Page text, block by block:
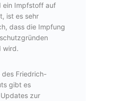
ein Impfstoff auf
ist es sehr
dass die Impfung
wird.
des Friedrich-
gibt es
zur